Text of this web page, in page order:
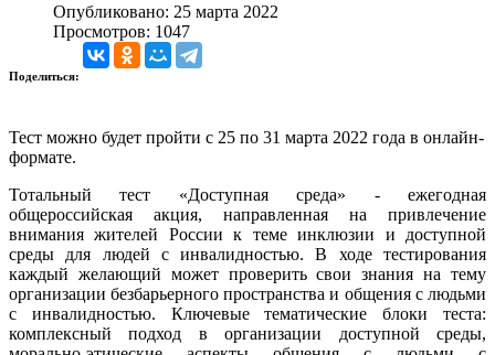
Опубликовано: 25 марта 2022
Просмотров: 1047
Поделиться:
Тест можно будет пройти с 25 по 31 марта 2022 года в онлайн-
формате.
Тотальный тест «Доступная среда» - ежегодная
общероссийская акция, направленная на привлечение
внимания жителей России к теме инклюзии и доступной
среды для людей с инвалидностью. В ходе тестирования
каждый желающий может проверить свои знания на тему
организации безбарьерного пространства и общения с людьми
с инвалидностью. Ключевые тематические блоки теста:
комплексный подход в организации доступной среды,